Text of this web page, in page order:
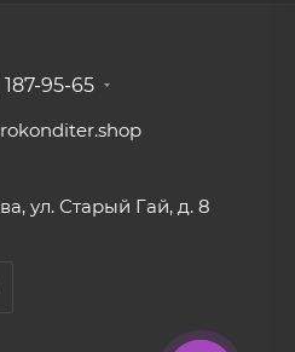
95-65
ул. Старый Гай, д. 8